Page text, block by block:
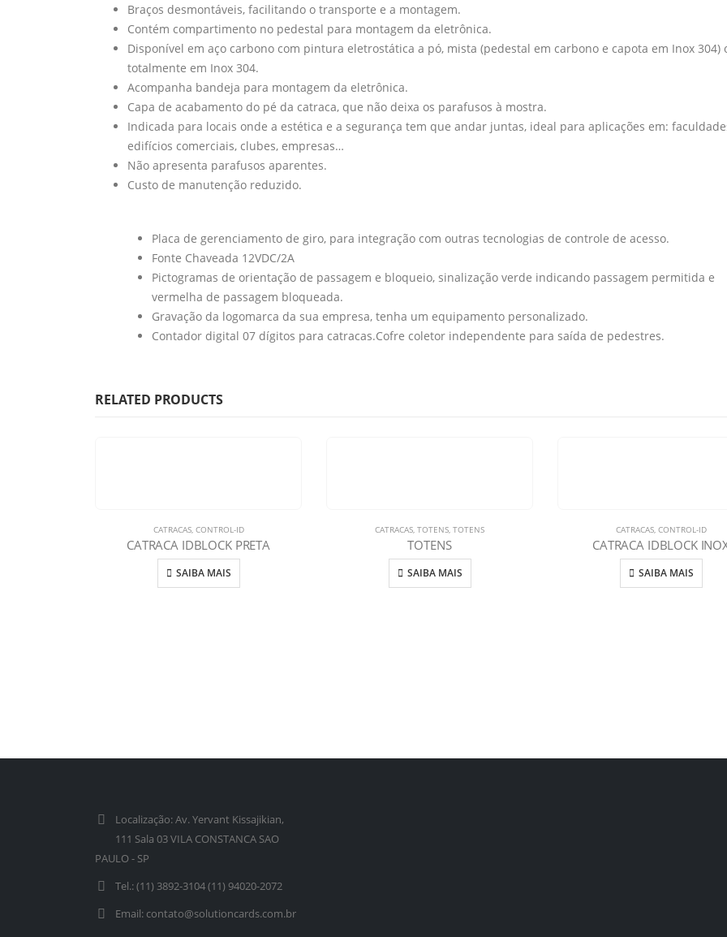
Braços desmontáveis, facilitando o transporte e a montagem.
Contém compartimento no pedestal para montagem da eletrônica.
Disponível em aço carbono com pintura eletrostática a pó, mista (pedestal em carbono e capota em Inox 304)
totalmente em Inox 304.
Acompanha bandeja para montagem da eletrônica.
Capa de acabamento do pé da catraca, que não deixa os parafusos à mostra.
Indicada para locais onde a estética e a segurança tem que andar juntas, ideal para aplicações em:
edifícios comerciais, clubes, empresas…
Não apresenta parafusos aparentes.
Custo de manutenção reduzido.
Placa de gerenciamento de giro, para integração com outras tecnologias de controle de acesso.
Fonte Chaveada 12VDC/2A
Pictogramas de orientação de passagem e bloqueio, sinalização verde indicando passagem permitida e
vermelha de passagem bloqueada.
Gravação da logomarca da sua empresa, tenha um equipamento personalizado.
Contador digital 07 dígitos para catracas.Cofre coletor independente para saída de pedestres.
RELATED PRODUCTS
CATRACAS, CONTROL-ID
CATRACA IDBLOCK PRETA
SAIBA MAIS
CATRACAS TOTENS TOTENS
TOTENS
SAIBA MAIS
CATRACAS, CONTROL-ID
CATRACA IDBLOCK
SAIBA MAIS
Localização:Av. Yervant Kissajikian,
111 Sala 03 VILA CONSTANCA SAO
PAULO - SP
Tel.:(11) 3892-3104 (11) 94020-2072
Email: contato@solutioncards.com.br